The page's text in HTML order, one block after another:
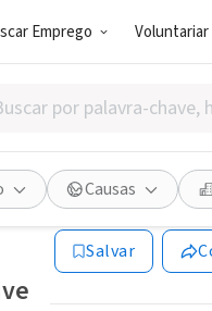
Emprego Voluntariar
Causas
Anti-
Cambridge, MA
Salvar